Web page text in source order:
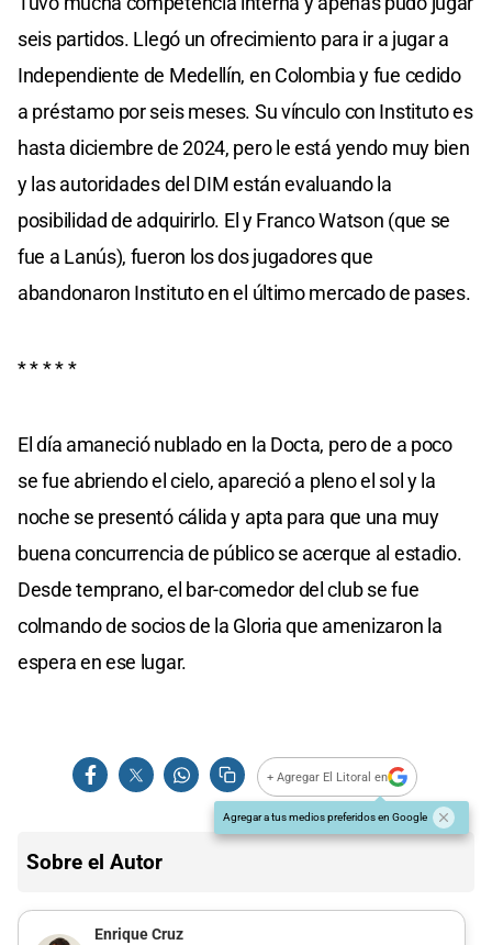
seis partidos. Llegó un ofrecimiento para ir a jugar a
Independiente de Medellín, en Colombia y fue cedido
a préstamo por seis meses. Su vínculo con Instituto es
hasta diciembre de 2024, pero le está yendo muy bien
y las autoridades del DIM están evaluando la
posibilidad de adquirirlo. El y Franco Watson (que se
fue a Lanús), fueron los dos jugadores que
abandonaron Instituto en el último mercado de pases.
* * * * *
El día amaneció nublado en la Docta, pero de a poco
se fue abriendo el cielo, apareció a pleno el sol y la
noche se presentó cálida y apta para que una muy
buena concurrencia de público se acerque al estadio.
Desde temprano, el bar-comedor del club se fue
colmando de socios de la Gloria que amenizaron la
espera en ese lugar.
+ Agregar El Litoral en
Agregar a tus medios preferidos en Google
Sobre el Autor
Enrique Cruz